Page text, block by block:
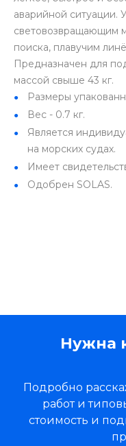
аварийной ситуации.
световозвращающим
поиска, плавучим
Предназначен для
массой свыше 43 кг.
Размеры
Вес - 0.7 кг.
Является
на морских судах.
Имеет
Одобрен SOLAS.
Нужна
Подробно
работ и
стоимость и